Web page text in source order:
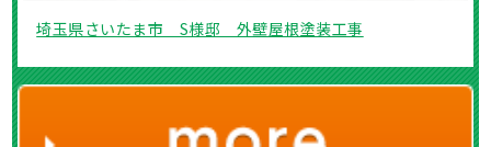
埼玉県さいたま市 S様邸 外壁屋根塗装工事